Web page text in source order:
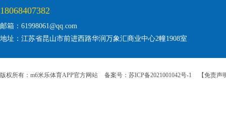
18068407382
邮箱：61998061@qq.com
地址：江苏省昆山市前进西路华润万象汇商业中心2幢1908室
版权所有：m6米乐体育APP官方网站 备案号：苏ICP备2021001042号-1 【免责声